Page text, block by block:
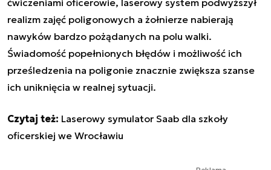
ćwiczeniami oficerowie, laserowy system podwyższył
realizm zajęć poligonowych a żołnierze nabierają
nawyków bardzo pożądanych na polu walki.
Świadomość popełnionych błędów i możliwość ich
prześledzenia na poligonie znacznie zwiększa szanse
ich uniknięcia w realnej sytuacji.
Czytaj też: Laserowy symulator Saab dla szkoły
oficerskiej we Wrocławiu